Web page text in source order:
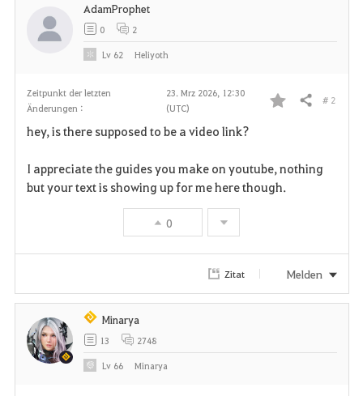
Zeitpunkt der letzten
Änderungen :
23. Mrz 2026, 12:30
(UTC)
F
v
t
Teilen # 2
hey, is there supposed to be a video link?
I appreciate the guides you make on youtube, nothing
but your text is showing up for me here though.
0
AdamProphet
0 2
Lv 62 Heliyoth
Zitat Melden
Minarya
13 2748
Lv 66 Minarya